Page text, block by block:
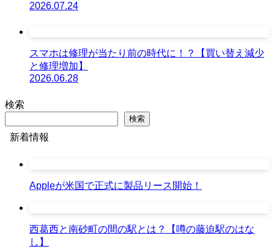
2026.07.24
スマホは修理が当たり前の時代に！？【買い替え減少
と修理増加】
2026.06.28
検索
検索
新着情報
Appleが米国で正式に製品リース開始！
西葛西と南砂町の間の駅とは？【噂の藤迫駅のはな
し】